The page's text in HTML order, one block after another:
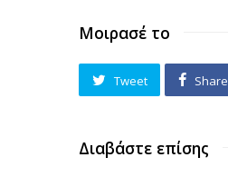
Μοιρασέ το
Tweet Share
Διαβάστε επίσης